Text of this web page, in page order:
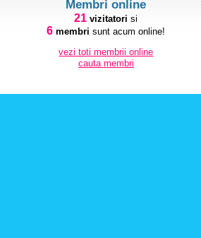
Membri online
21 vizitatori si
6 membri sunt acum online!
vezi toti membrii online
cauta membri